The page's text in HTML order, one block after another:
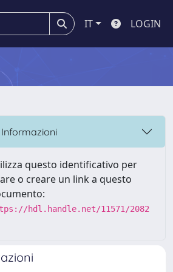
IT LOGIN
Informazioni
questo identificativo per
o creare un link a questo
hdl.handle.net/11571/2082